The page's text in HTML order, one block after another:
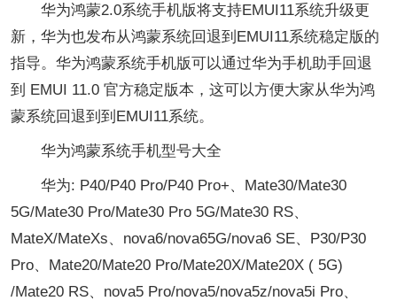
华为鸿蒙2.0系统手机版将支持EMUI11系统升级更
新，华为也发布从鸿蒙系统回退到EMUI11系统稳定版的
指导。华为鸿蒙系统手机版可以通过华为手机助手回退
到 EMUI 11.0 官方稳定版本，这可以方便大家从华为鸿
蒙系统回退到到EMUI11系统。
华为鸿蒙系统手机型号大全
华为: P40/P40 Pro/P40 Pro+、Mate30/Mate30
5G/Mate30 Pro/Mate30 Pro 5G/Mate30 RS、
MateX/MateXs、nova6/nova65G/nova6 SE、P30/P30
Pro、Mate20/Mate20 Pro/Mate20X/Mate20X ( 5G)
/Mate20 RS、nova5 Pro/nova5/nova5z/nova5i Pro、